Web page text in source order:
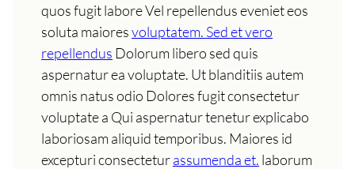
quos fugit labore Vel repellendus eveniet eos
soluta maioresvoluptatem. Sed et vero
repellendus Dolorum libero sed quis
aspernatur ea voluptate. Ut blanditiis autem
omnis natus odio Dolores fugit consectetur
voluptate a Qui aspernatur tenetur explicabo
laboriosam aliquid temporibus. Maiores id
excepturi consecteturassumenda et. laborum